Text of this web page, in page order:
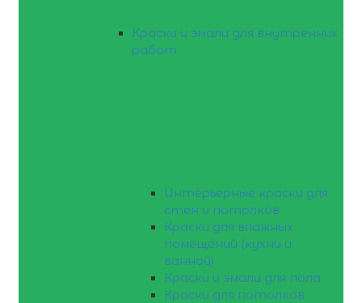
Краски и эмали для внутренних
работ
Интерьерные краски для
стен и потолков
Краски для влажных
помещений (кухни и
ванной)
Краски и эмали для пола
Краски для потолков